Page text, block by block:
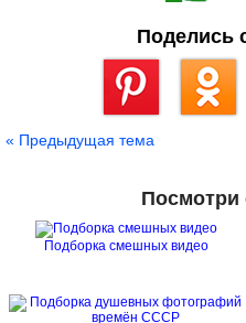
Поделись
« Предыдущая тема
Посмотри
Подборка смешных видео